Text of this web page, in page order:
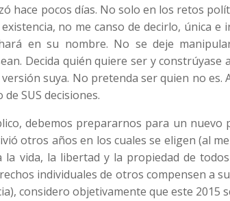
hace pocos días. No solo en los retos
no me canso de decirlo, única e
en su nombre. No se deje
Decida quién quiere ser y constrúyase
suya. No pretenda ser quien no es.
SUS decisiones.
debemos prepararnos para un nuevo
otros años en los cuales se eligen (al
la vida, la libertad y la propiedad de
individuales de otros compensen a
considero objetivamente que este 2015